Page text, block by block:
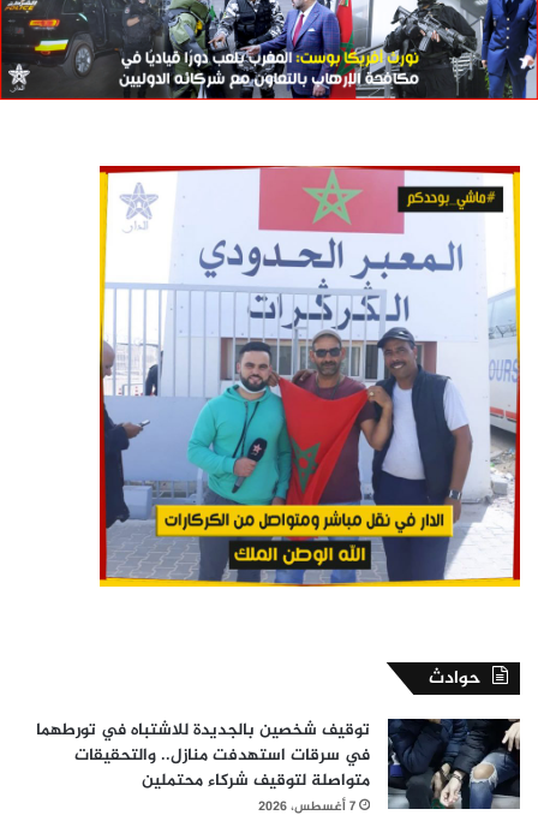
حوادث
توقيف شخصين بالجديدة للاشتباه في تورطهما
في سرقات استهدفت منازل.. والتحقيقات
متواصلة لتوقيف شركاء محتملين
7 أغسطس، 2026